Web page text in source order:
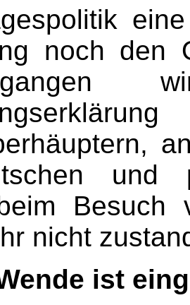
noch den
und
nicht
ist